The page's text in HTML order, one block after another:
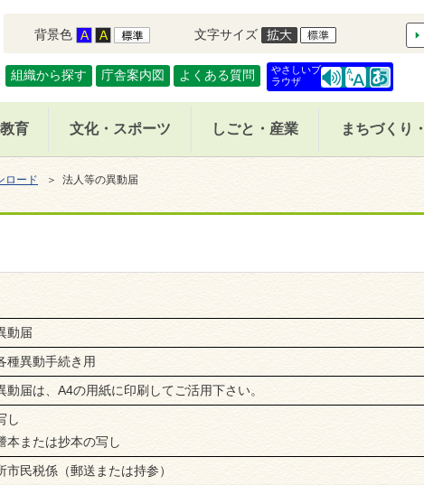
背景色 文字サイズ
組織から探す 庁舎案内図 よくある質問
やさしいブ
ラウザ
育 文化・スポーツ しごと・産業 まちづくり
ロード ＞ 法人等の異動届
動届
種異動手続き用
動届は、 A4の用紙に印刷してご活用下さい。
し
本または抄本の写し
市民税係（郵送または持参）